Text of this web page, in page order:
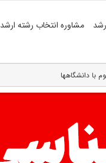
مشاوره انتخاب رشته ارشد
با دانشگاهها